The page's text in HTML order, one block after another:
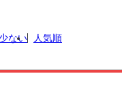
ない 人気順